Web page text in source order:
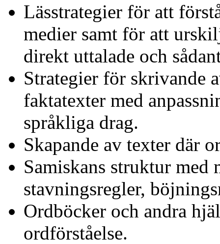
Lässtrategier för att
medier samt för att
direkt uttalade och
Strategier för skrivande
faktatexter med
språkliga drag.
Skapande av texter där
Samiskans struktur med
stavningsregler,
Ordböcker och andra
ordförståelse.